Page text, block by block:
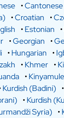
•Cantonese
•Croatian •
•Estonian •
•Georgian •
•Hungarian •
•Khmer •
•
Kurdish (Badini) •
•Kurdish
Syria) •